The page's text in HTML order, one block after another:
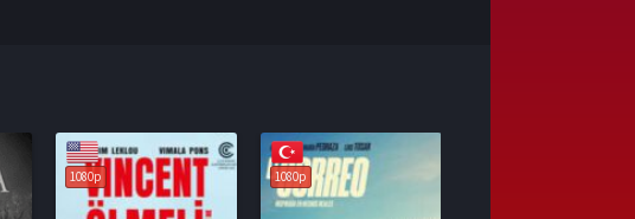
1080p 1080p